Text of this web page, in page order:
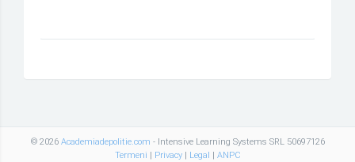
© 2026 Academiadepolitie.com - Intensive Learning Systems SRL 50697126
Termeni | Privacy| Legal | ANPC